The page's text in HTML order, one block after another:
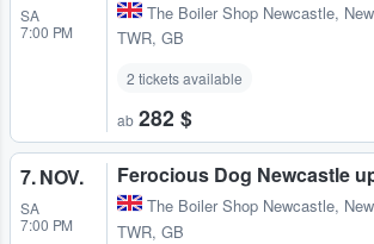
SA
7:00 PM
The Boiler Shop Newcastle,
TWR, GB
2 tickets available
ab 282 $
7. NOV.
SA
7:00 PM
Ferocious Dog Newcastle
The Boiler Shop Newcastle,
TWR, GB